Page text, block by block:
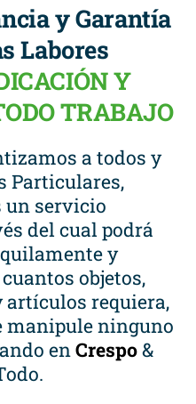
y Garantía
Labores
Y
TRABAJO
a todos y
Particulares,
un servicio
del cual podrá
y
objetos,
artículos requiera,
manipule ninguno
enCrespo&